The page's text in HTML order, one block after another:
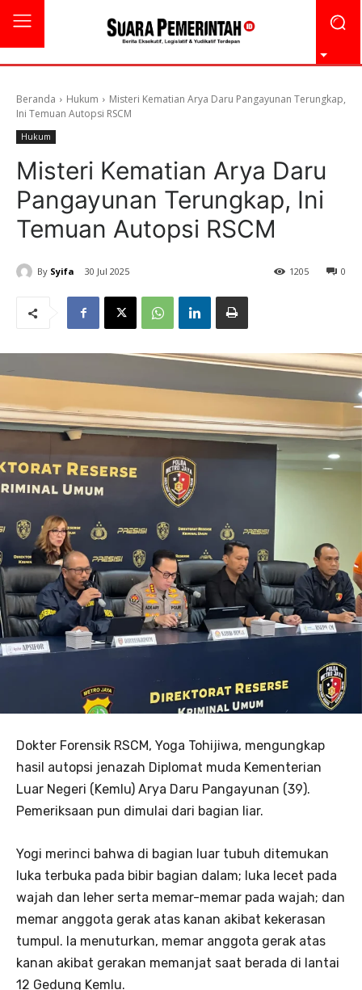
Beranda Hukum
Misteri Kematian Arya Daru Pangayunan Terungkap,
Ini Temuan Autopsi RSCM
Hukum
Misteri Kematian Arya Daru
Pangayunan Terungkap, Ini
Temuan Autopsi RSCM
By Syifa 30 Jul 2025 0
1205
Dokter Forensik RSCM, Yoga Tohijiwa, mengungkap
hasil autopsi jenazah Diplomat muda Kementerian
Luar Negeri (Kemlu) Arya Daru Pangayunan (39).
Pemeriksaan pun dimulai dari bagian liar.
Yogi merinci bahwa di bagian luar tubuh ditemukan
luka terbuka pada bibir bagian dalam; luka lecet pada
wajah dan leher serta memar-memar pada wajah; dan
memar anggota gerak atas kanan akibat kekerasan
tumpul. Ia menuturkan, memar anggota gerak atas
kanan akibat gerakan memanjat saat berada di lantai
12 Gedung Kemlu.